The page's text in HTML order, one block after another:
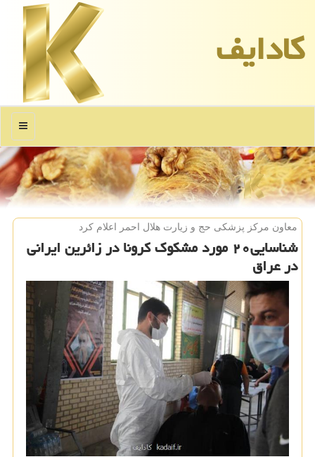
كادایف
منو
معاون مركز پزشكی حج و زیارت هلال احمر اعلام كرد
شناسایی۲۰ مورد مشکوک کرونا در زائرین ایرانی
در عراق